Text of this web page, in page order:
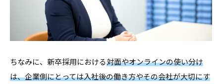
報
を
ちなみに、新卒採用における対面やオンラインの使い分け
は、企業側にとっては入社後の働き方やその会社が大切にす